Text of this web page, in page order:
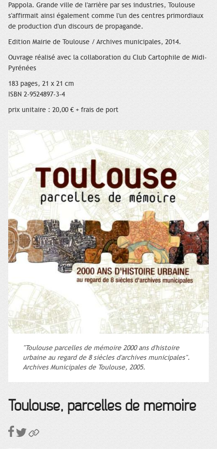
Pappola. Grande ville de l'arrière par ses industries, Toulouse
s'affirmait ainsi également comme l'un des centres primordiaux
de production d'un discours de propagande.
Edition Mairie de Toulouse / Archives municipales, 2014.
Ouvrage réalisé avec la collaboration du Club Cartophile de Midi-
Pyrénées
183 pages, 21 x 21 cm
ISBN 2-9524897-3-4
prix unitaire : 20,00 € + frais de port
"Toulouse parcelles de mémoire 2000 ans d'histoire
urbaine au regard de 8 siècles d'archives municipales".
Archives Municipales de Toulouse, 2005.
Toulouse, parcelles de mémoire